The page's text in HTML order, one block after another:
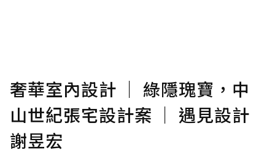
奢華室內設計 │ 綠隱瑰寶，中
山世紀張宅設計案 │ 遇見設計
謝昱宏